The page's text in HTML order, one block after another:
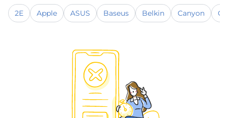
2E Apple ASUS Baseus Belkin Canyon